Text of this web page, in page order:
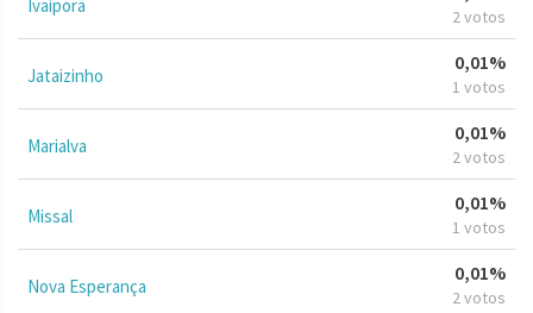
Ivaiporã 2 votos
Jataizinho
0,01%
1 votos
Marialva
0,01%
2 votos
Missal
0,01%
1 votos
Nova Esperança
0,01%
2 votos